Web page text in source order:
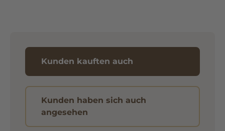
Kunden kauften auch
Kunden haben sich auch
angesehen